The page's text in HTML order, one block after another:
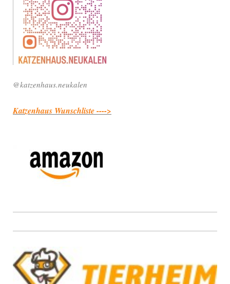
@katzenhaus.neukalen
Katzenhaus Wunschliste ---->